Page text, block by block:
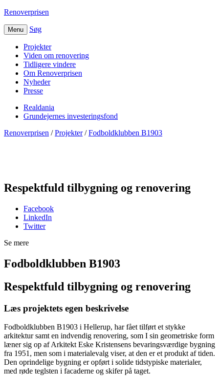
Renoverprisen
Menu Søg
Projekter
Viden om renovering
Tidligere vindere
Om Renoverprisen
Nyheder
Presse
Realdania
Grundejernes investeringsfond
Renoverprisen /Projekter/Fodboldklubben B1903
Respektfuld tilbygning og renovering
Facebook
LinkedIn
Twitter
Se mere
Fodboldklubben B1903
Respektfuld tilbygning og renovering
Læs projektets egen beskrivelse
Fodboldklubben B1903 i Hellerup, har fået tilført et stykke
arkitektur samt en indvendig renovering, som I sin geometriske form
læner sig op af Arkitekt Eske Kristensens bevaringsværdige bygning
fra 1951, men som i materialevalg viser, at den er et produkt af tiden.
Den oprindelige bygning er opført i solide tidstypiske materialer,
med røde teglsten i facaderne og skifer på taget.